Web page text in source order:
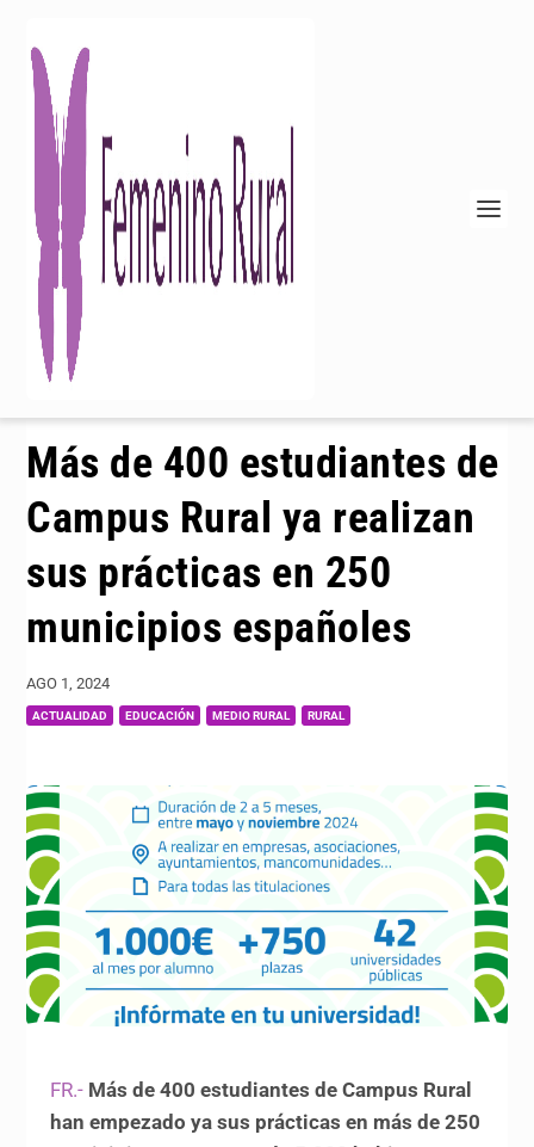
Más de 400 estudiantes de
Campus Rural ya realizan
sus prácticas en 250
municipios españoles
AGO 1, 2024
ACTUALIDAD EDUCACIÓN MEDIO RURAL RURAL
FR.- Más de 400 estudiantes de Campus Rural
han empezado ya sus prácticas en más de 250